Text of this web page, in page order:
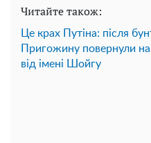
Читайте також:
Це крах Путіна: після
Пригожину повернули
від імені Шойгу